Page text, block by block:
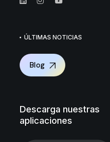
ÚLTIMAS NOTICIAS
Blog
Descarga nuestras
aplicaciones